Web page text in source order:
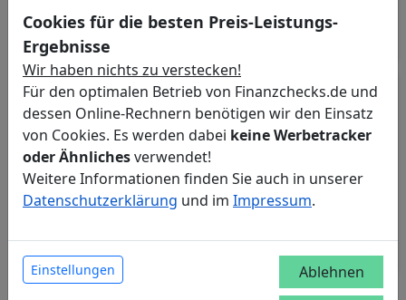
Betriebshaftpflicht: optional
Sie haben ein Büro angemietet und starten mit
Ihrem IT-Unternehmen durch?
IT-Haftpflicht: wichtig
Cookies für die besten Preis-Leistungs-
Ergebnisse
Wir haben nichts zu verstecken!
Für den optimalen Betrieb von Finanzchecks.de und
dessen Online-Rechnern benötigen wir den Einsatz
von Cookies. Es werden dabei keine Werbetracker
oder Ähnlichesverwendet!
Weitere Informationen finden Sie auch in unserer
Datenschutzerklärung und im Impressum.
Einstellungen
Ablehnen